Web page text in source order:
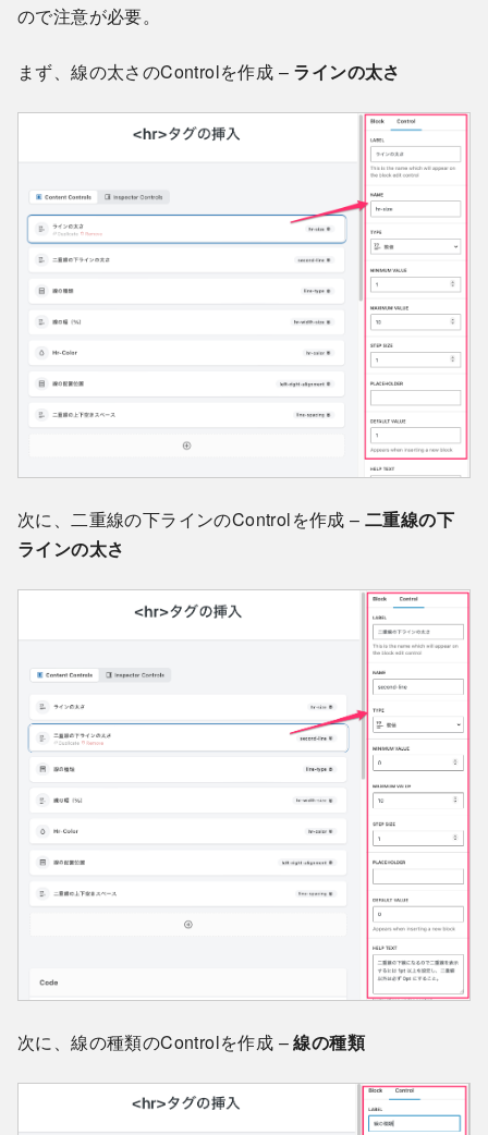
ので注意が必要。
まず、線の太さのControlを作成 – ラインの太さ
次に、二重線の下ラインのControlを作成 – 二重線の下
ラインの太さ
次に、線の種類のControlを作成 –線の種類